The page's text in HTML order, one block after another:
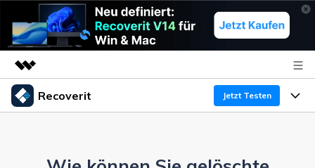
Top-Produkte
Überblick
Recoverit Jetzt Testen